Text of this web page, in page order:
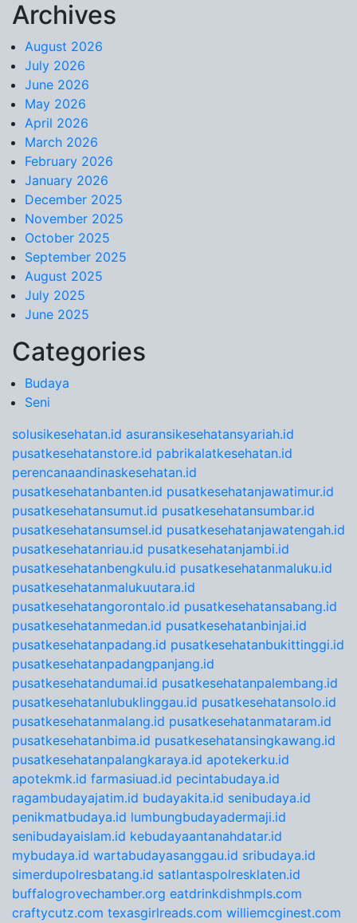
Skip to content
Archives
August 2026
July 2026
June 2026
May 2026
April 2026
March 2026
February 2026
January 2026
December 2025
November 2025
October 2025
September 2025
August 2025
July 2025
June 2025
Categories
Budaya
Seni
solusikesehatan.id asuransikesehatansyariah.id
pusatkesehatanstore.id pabrikalatkesehatan.id
perencanaandinaskesehatan.id
pusatkesehatanbanten.id pusatkesehatanjawatimur.id
pusatkesehatansumut.id pusatkesehatansumbar.id
pusatkesehatansumsel.id pusatkesehatanjawatengah.id
pusatkesehatanriau.id pusatkesehatanjambi.id
pusatkesehatanbengkulu.id pusatkesehatanmaluku.id
pusatkesehatanmalukuutara.id
pusatkesehatangorontalo.id pusatkesehatansabang.id
pusatkesehatanmedan.id pusatkesehatanbinjai.id
pusatkesehatanpadang.id pusatkesehatanbukittinggi.id
pusatkesehatanpadangpanjang.id
pusatkesehatandumai.id pusatkesehatanpalembang.id
pusatkesehatanlubuklinggau.id pusatkesehatansolo.id
pusatkesehatanmalang.id pusatkesehatanmataram.id
pusatkesehatanbima.id pusatkesehatansingkawang.id
pusatkesehatanpalangkaraya.id apotekerku.id
apotekmk.id farmasiuad.id pecintabudaya.id
ragambudayajatim.id budayakita.id senibudaya.id
penikmatbudaya.id lumbungbudayadermaji.id
senibudayaislam.id kebudayaantanahdatar.id
mybudaya.id wartabudayasanggau.id sribudaya.id
simerdupolresbatang.id satlantaspolresklaten.id
buffalogrovechamber.org eatdrinkdishmpls.com
craftycutz.com texasgirlreads.com williemcginest.com